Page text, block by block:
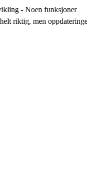
- Noen funksjoner
riktig, men oppdateringer